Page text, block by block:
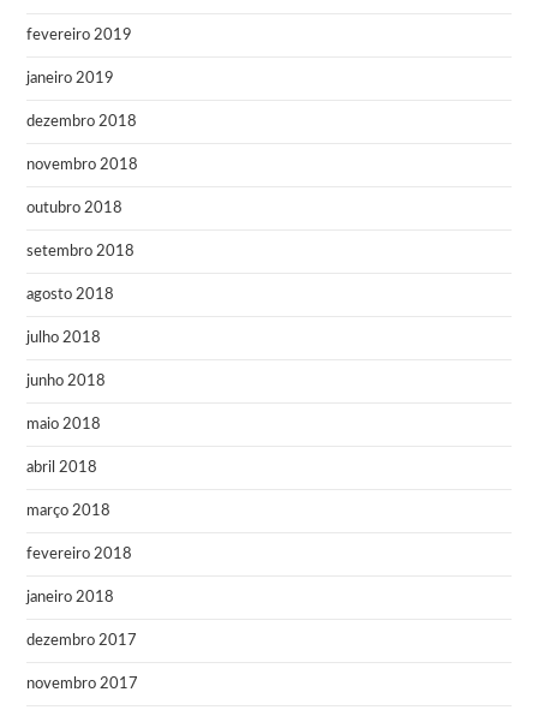
fevereiro 2019
janeiro 2019
dezembro 2018
novembro 2018
outubro 2018
setembro 2018
agosto 2018
julho 2018
junho 2018
maio 2018
abril 2018
março 2018
fevereiro 2018
janeiro 2018
dezembro 2017
novembro 2017